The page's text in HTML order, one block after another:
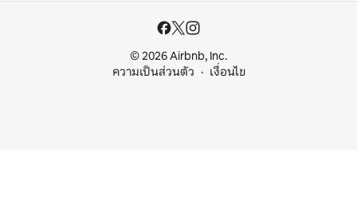
© 2026 Airbnb, Inc.
ความเป็นส่วนตัว
เงื่อนไข